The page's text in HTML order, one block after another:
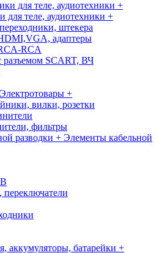
теле, аудиотехники +
штекера
адаптеры
RCA
SCART, ВЧ
Электротовары +
вилки, розетки
фильтры
Элементы кабельной